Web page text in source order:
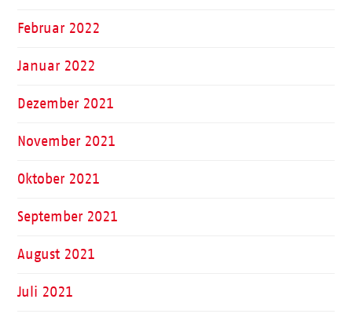
Februar 2022
Januar 2022
Dezember 2021
November 2021
Oktober 2021
September 2021
August 2021
Juli 2021